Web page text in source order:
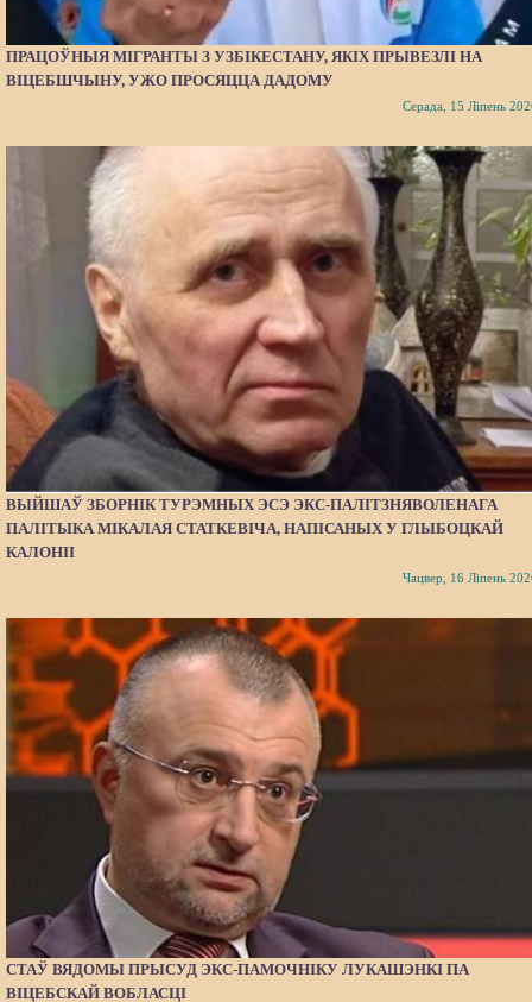
ПРАЦОЎНЫЯ МІГРАНТЫ З УЗБІКЕСТАНУ, ЯКІХ ПРЫВЕЗЛІ НА
ВІЦЕБШЧЫНУ, УЖО ПРОСЯЦЦА ДАДОМУ
Серада, 15 Ліпень
ВЫЙШАЎ ЗБОРНІК ТУРЭМНЫХ ЭСЭ ЭКС-ПАЛІТЗНЯВОЛЕНАГА
ПАЛІТЫКА МІКАЛАЯ СТАТКЕВІЧА, НАПІСАНЫХ У ГЛЫБОЦКАЙ
КАЛОНІІ
Чацвер, 16 Ліпень
СТАЎ ВЯДОМЫ ПРЫСУД ЭКС-ПАМОЧНІКУ ЛУКАШЭНКІ ПА
ВІЦЕБСКАЙ ВОБЛАСЦІ